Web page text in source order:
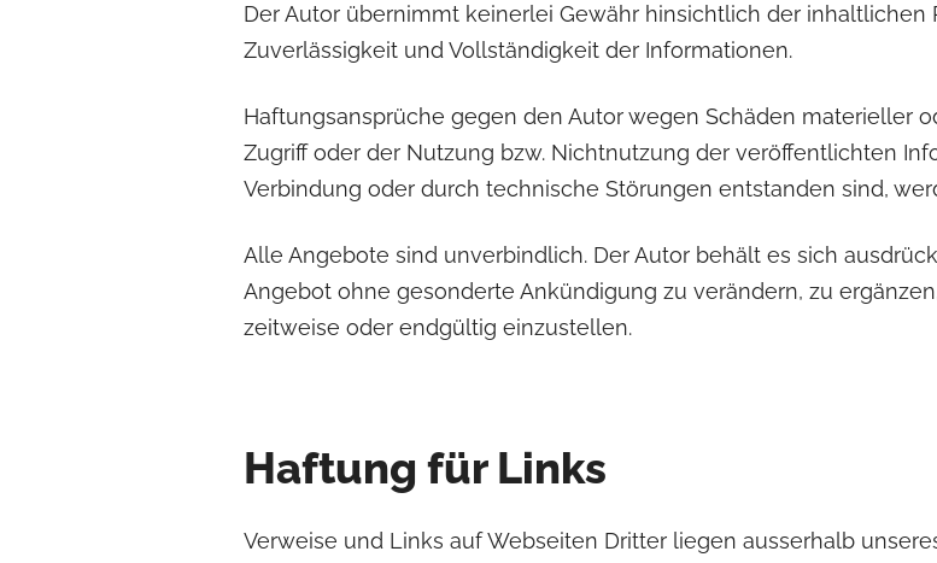
Der Autor übernimmt keinerlei Gewähr hinsichtlich der inhaltlichen
Zuverlässigkeit und Vollständigkeit der Informationen.
Haftungsansprüche gegen den Autor wegen Schäden materieller
Zugriff oder der Nutzung bzw. Nichtnutzung der veröffentlichten
Verbindung oder durch technische Störungen entstanden sind,
Alle Angebote sind unverbindlich. Der Autor behält es sich
Angebot ohne gesonderte Ankündigung zu verändern, zu
zeitweise oder endgültig einzustellen.
Haftung für Links
Verweise und Links auf Webseiten Dritter liegen ausserhalb